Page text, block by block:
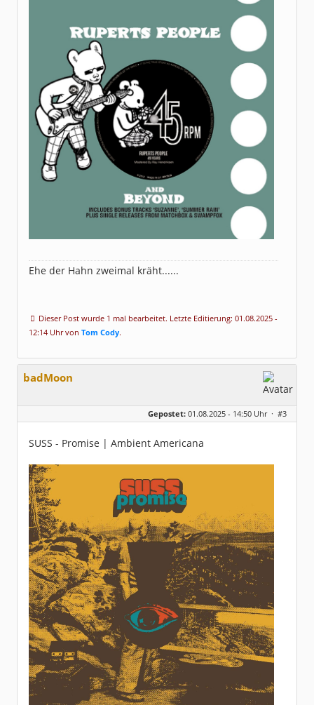
Ehe der Hahn zweimal kräht......
Dieser Post wurde 1 mal bearbeitet. Letzte Editierung: 01.08.2025 -
12:14 Uhr von Tom Cody.
badMoon
Gepostet: 01.08.2025 - 14:50 Uhr · #3
SUSS - Promise | Ambient Americana